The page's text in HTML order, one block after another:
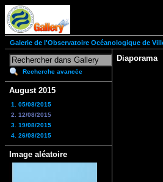
Galerie de l'Observatoire Océanologique de
Recherche avancée
August 2015
1. 05/08/2015
2. 12/08/2015
3. 19/08/2015
4. 26/08/2015
Image aléatoire
Diaporama